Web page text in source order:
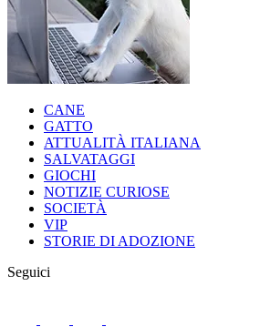
CANE
GATTO
ATTUALITÀ ITALIANA
SALVATAGGI
GIOCHI
NOTIZIE CURIOSE
SOCIETÀ
VIP
STORIE DI ADOZIONE
Seguici